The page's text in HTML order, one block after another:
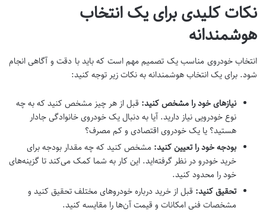
نکات کلیدی برای یک انتخاب
هوشمندانه
انتخاب خودروی مناسب یک تصمیم مهم است که باید با دقت و آگاهی انجام
شود. برای یک انتخاب هوشمندانه به نکات زیر توجه کنید:
نیازهای خود را مشخص کنید: قبل از هر چیز مشخص کنید که به چه
نوع خودرویی نیاز دارید. آیا به دنبال یک خودروی خانوادگی جادار
هستید؟ یا یک خودروی اقتصادی و کم مصرف؟
بودجه خود را تعیین کنید: مشخص کنید که چه مقدار بودجه برای
خرید خودرو در نظر گرفته‌اید. این کار به شما کمک می‌کند تا گزینه‌های
خود را محدود کنید.
تحقیق کنید: قبل از خرید درباره خودروهای مختلف تحقیق کنید و
مشخصات فنی امکانات و قیمت آن‌ها را مقایسه کنید.